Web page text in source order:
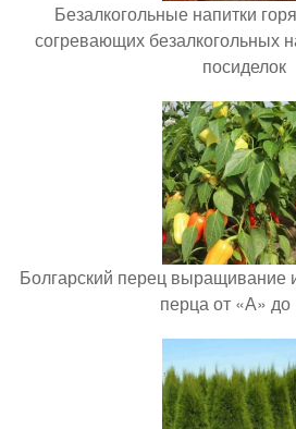
Безалкогольные напитки
согревающих безалкогольных
посиделок
Болгарский перец
перца от «А»